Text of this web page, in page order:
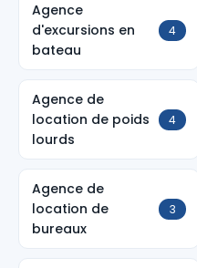
Agence
d'excursions en
bateau
4
Agence de
location de poids
lourds
4
Agence de
location de
bureaux
3